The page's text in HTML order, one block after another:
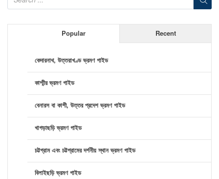
Popular Recent
কেদারনাথ, উত্তরাখণ্ড ভ্রমণ গাইড
কাশ্মীর ভ্রমণ গাইড
বেনারস বা কাশী, উত্তর প্রদেশ ভ্রমণ গাইড
খাগড়াছড়ি ভ্রমণ গাইড
চট্টগ্রাম এবং চট্টগ্রামের দর্শনীয় স্থান ভ্রমণ গাইড
বিলাইছড়ি ভ্রমণ গাইড